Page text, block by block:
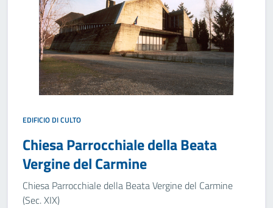
EDIFICIO DI CULTO
Chiesa Parrocchiale della Beata
Vergine del Carmine
Chiesa Parrocchiale della Beata Vergine del Carmine
(Sec. XIX)